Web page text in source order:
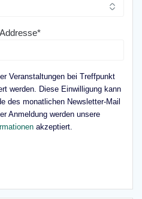
Veranstaltungen bei Treffpunkt
werden. Diese Einwilligung kann
des monatlichen Newsletter-Mail
Anmeldung werden unsere
akzeptiert.